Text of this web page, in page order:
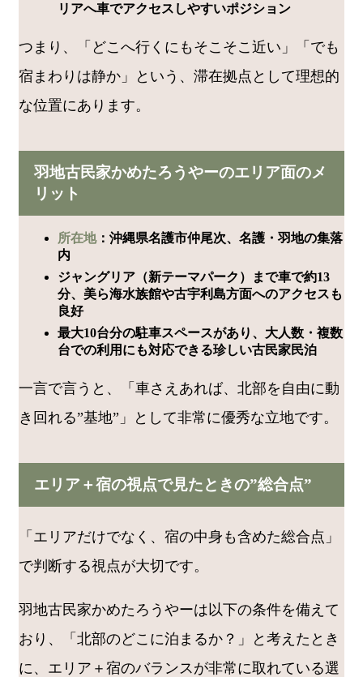
リアへ車でアクセスしやすいポジション
つまり、「どこへ行くにもそこそこ近い」「でも
宿まわりは静か」という、滞在拠点として理想的
な位置にあります。
羽地古民家かめたろうやーのエリア面のメ
リット
所在地：沖縄県名護市仲尾次、名護・羽地の集落
内
ジャングリア（新テーマパーク）まで車で約13
分、美ら海水族館や古宇利島方面へのアクセスも
良好
最大10台分の駐車スペースがあり、大人数・複数
台での利用にも対応できる珍しい古民家民泊
一言で言うと、「車さえあれば、北部を自由に動
き回れる”基地”」として非常に優秀な立地です。
エリア＋宿の視点で見たときの”総合点”
「エリアだけでなく、宿の中身も含めた総合点」
で判断する視点が大切です。
羽地古民家かめたろうやーは以下の条件を備えて
おり、「北部のどこに泊まるか？」と考えたとき
に、エリア＋宿のバランスが非常に取れている選